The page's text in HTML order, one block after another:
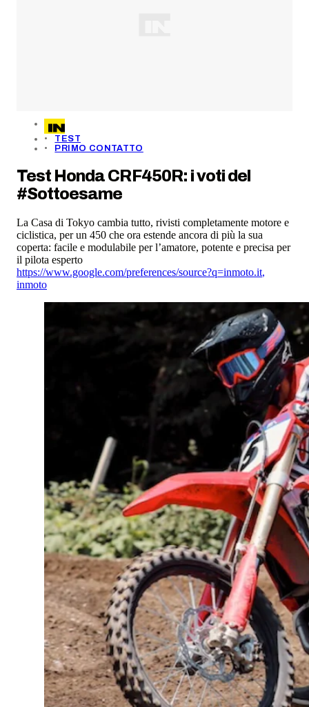
TEST
PRIMO CONTATTO
Test Honda CRF450R: i voti del
#Sottoesame
La Casa di Tokyo cambia tutto, rivisti completamente motore e
ciclistica, per un 450 che ora estende ancora di più la sua
coperta: facile e modulabile per l’amatore, potente e precisa per
il pilota esperto
https://www.google.com/preferences/source?q=inmoto.it,
inmoto